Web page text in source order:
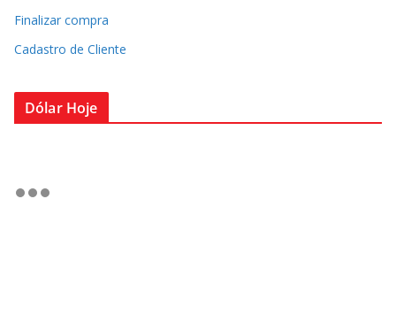
Finalizar compra
Cadastro de Cliente
Dólar Hoje